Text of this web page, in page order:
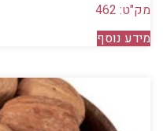
מק"ט: 462
מידע נוסף